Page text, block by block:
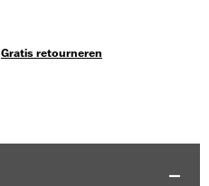
Gratis retourneren